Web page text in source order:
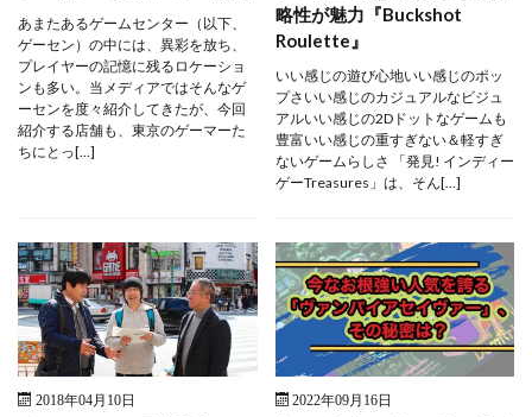
あまたあるゲームセンター（以下、
ゲーセン）の中には、異彩を放ち、
プレイヤーの記憶に残るロケーショ
ンも多い。当メディアではそんなゲ
ーセンを度々紹介してきたが、今回
紹介する店舗も、東京のゲーマーた
ちにとっ[…]
略性が魅力『Buckshot
Roulette』
いい感じの遊び心地いい感じのポッ
プさいい感じのカジュアルなビジュ
アルいい感じの2Dドットなゲームも
豊富いい感じの重すぎない＆軽すぎ
ないゲームらしさ 「発見! インディー
ゲーTreasures」は、そん[…]
2018年04月10日 2022年09月16日